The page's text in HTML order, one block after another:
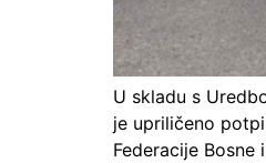
U skladu s
je upriličeno
Federacije